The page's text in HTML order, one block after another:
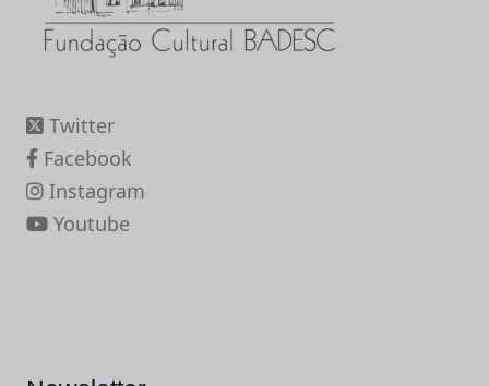
Twitter
Facebook
Instagram
Youtube